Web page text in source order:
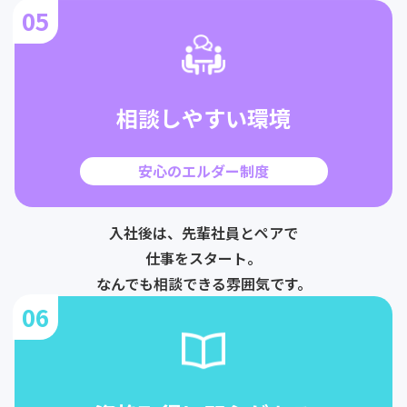
05
相談しやすい環境
安心のエルダー制度
入社後は、先輩社員とペアで
仕事をスタート。
なんでも相談できる雰囲気です。
06